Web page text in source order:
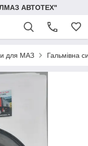
АВТОТЕХ"
для МАЗ Гальмівна